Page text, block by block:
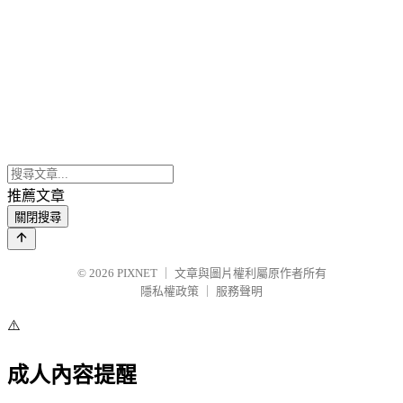
推薦文章
關閉搜尋
© 2026 PIXNET
文章與圖片權利屬原作者所有
隱私權政策
服務聲明
⚠️
成人內容提醒